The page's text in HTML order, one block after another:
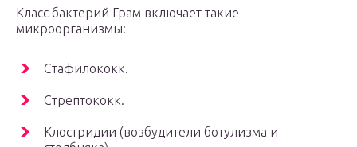
Класс бактерий Грам включает такие
микроорганизмы:
Стафилококк.
Стрептококк.
Клостридии (возбудители ботулизма и